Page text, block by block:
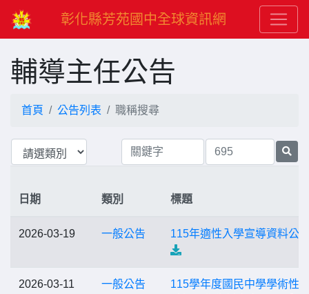
彰化縣芳苑國中全球資訊網
輔導主任公告
首頁 公告列表 職稱搜尋
日期 類別 標題
2026-03-19 一般公告 115年適性入學宣導資料公
2026-03-11 一般公告
115學年度國民中學學術性